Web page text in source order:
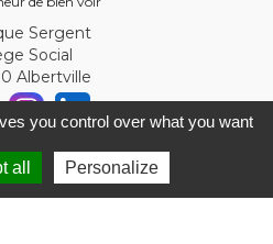
Sergent
Social
Albertville
- SIRET 32993919300010
you control over what you want
all
Personalize